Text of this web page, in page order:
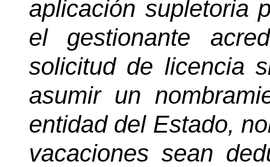
aplicación supletoria
el gestionante
solicitud de licencia
asumir un
entidad del Estado,
vacaciones sean